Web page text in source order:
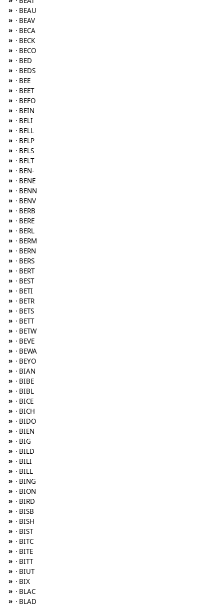
» · BEAU
» · BEAV
» · BECA
» · BECK
» · BECO
» · BED
» · BEDS
» · BEE
» · BEET
» · BEFO
» · BEIN
» · BELI
» · BELL
» · BELP
» · BELS
» · BELT
» · BEN-
» · BENE
» · BENN
» · BENV
» · BERB
» · BERE
» · BERL
» · BERM
» · BERN
» · BERS
» · BERT
» · BEST
» · BETI
» · BETR
» · BETS
» · BETT
» · BETW
» · BEVE
» · BEWA
» · BEYO
» · BIAN
» · BIBE
» · BIBL
» · BICE
» · BICH
» · BIDO
» · BIEN
» · BIG
» · BILD
» · BILI
» · BILL
» · BING
» · BION
» · BIRD
» · BISB
» · BISH
» · BIST
» · BITC
» · BITE
» · BITT
» · BIUT
» · BIX
» · BLAC
» · BLAD